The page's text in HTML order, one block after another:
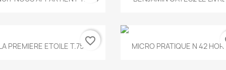
Aperçu rapide
PREMIERE ETOILE T.755favorite_border Aperçu rapide
MICRO PRATIQUE N 42